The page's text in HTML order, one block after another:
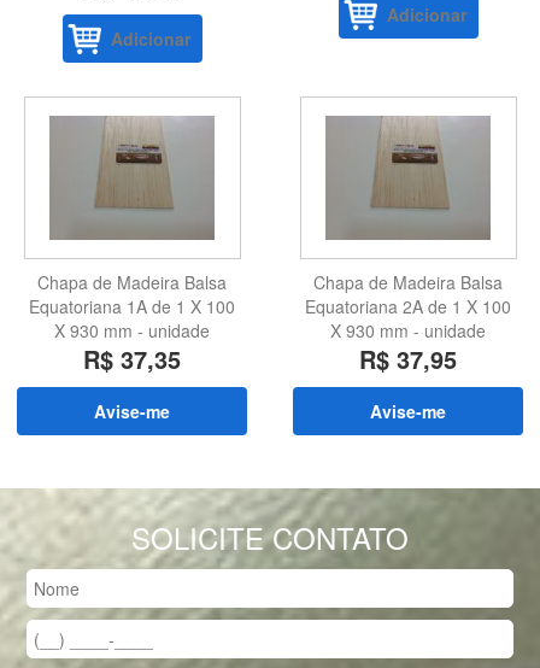
Adicionar
Adicionar
Chapa de Madeira Balsa
Equatoriana 1A de 1 X 100
X 930 mm - unidade
R$ 37,35
Avise-me
Chapa de Madeira Balsa
Equatoriana 2A de 1 X 100
X 930 mm - unidade
R$ 37,95
Avise-me
SOLICITE CONTATO